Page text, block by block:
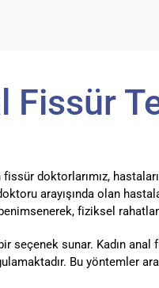
Fissür
doktorlarımız,
arayışında olan
fiziksel
sunar. Kadın anal
Bu yöntemler